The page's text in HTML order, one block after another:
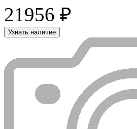
21956 ₽
Узнать наличие